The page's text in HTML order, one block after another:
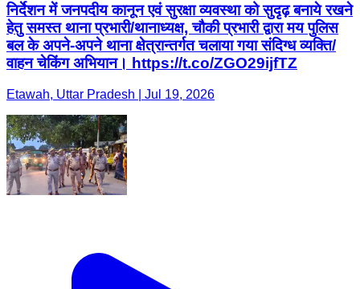
निर्देशन में जनपदीय कानून एवं सुरक्षा व्यवस्था को सुदृढ़ बनाये रखने
हेतु समस्त थाना प्रभारी/थानाध्यक्ष, चौकी प्रभारी द्वारा मय पुलिस
बल के अपने-अपने थाना क्षेत्रान्तर्गत चलाया गया संदिग्ध व्यक्ति/
वाहन चेकिंग अभियान। https://t.co/ZGO29ijfTZ
Etawah, Uttar Pradesh | Jul 19, 2026